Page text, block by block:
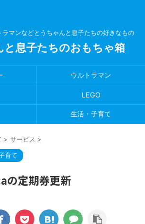
マンなどとうちゃんと息子たちの好きなもの
と息子たちのおもちゃ箱
ウルトラマン
LEGO
生活・子育て
> サービス >
育て
の定期券更新